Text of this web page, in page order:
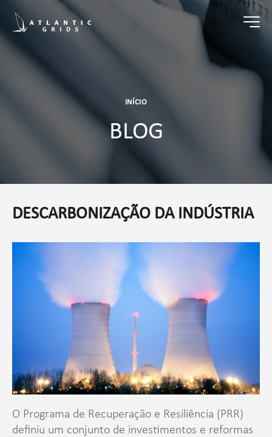
INÍCIO
BLOG
DESCARBONIZAÇÃO DA INDÚSTRIA
O Programa de Recuperação e Resiliência (PRR)
definiu um conjunto de investimentos e reformas